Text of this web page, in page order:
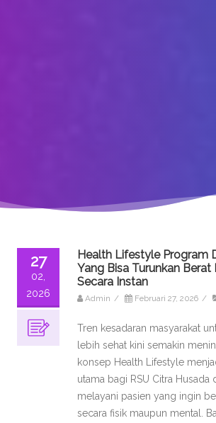
27
02,
2026
Health Lifestyle Program
Yang Bisa Turunkan Berat
Secara Instan
Admin / Februari 27, 2026 /
Tren kesadaran masyarakat
lebih sehat kini semakin
konsep Health Lifestyle
utama bagi RSU Citra Husada
melayani pasien yang ingin
secara fisik maupun mental.